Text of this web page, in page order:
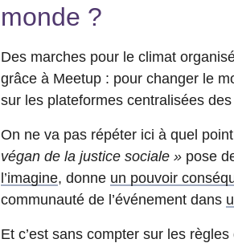
monde ?
Des marches pour le climat
grâce à Meetup : pour changer le
sur les plateformes centralisées
On ne va pas répéter ici à quel
végan de la justice sociale »pose
l’imagine, donne un pouvoir
communauté de l’événement dans
Et c’est sans compter sur les